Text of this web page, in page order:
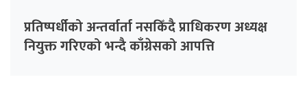
प्रतिष्पर्धीको अन्तर्वार्ता नसकिँदै प्राधिकरण अध्यक्ष
नियुक्त गरिएको भन्दै काँग्रेसको आपत्ति